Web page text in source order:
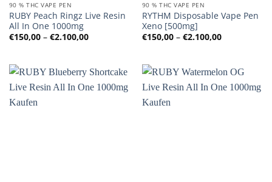
90 % THC VAPE PEN
RUBY Peach Ringz Live Resin
All In One 1000mg
€150,00 – €2.100,00Preisspanne:
€150,00
90 % THC VAPE PEN
RYTHM Disposable Vape Pen
Xeno [500mg]
€150,00 – €2.100,00
€150,00